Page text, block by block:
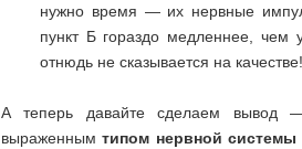
нужно время — их нервные
пункт Б гораздо медленнее, чем
отнюдь не сказывается на качестве!
А теперь давайте сделаем вывод
выраженнымтипом нервной системы